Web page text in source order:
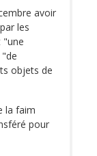
avoir
les
"une
objets de
la faim
pour